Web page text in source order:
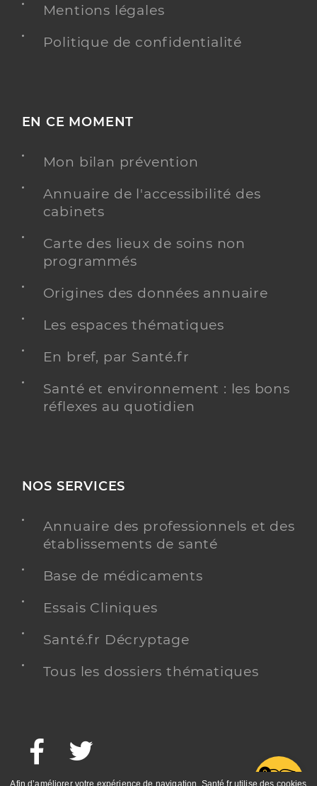
Mentions légales
Politique de confidentialité
EN CE MOMENT
Mon bilan prévention
Annuaire de l'accessibilité des
cabinets
Carte des lieux de soins non
programmés
Origines des données annuaire
Les espaces thématiques
En bref, par Santé.fr
Santé et environnement : les bons
réflexes au quotidien
NOS SERVICES
Annuaire des professionnels et des
établissements de santé
Base de médicaments
Essais Cliniques
Santé.fr Décryptage
Tous les dossiers thématiques
Facebook
Afin d’améliorer votre expérience de navigation, Santé.fr utilise des cookies